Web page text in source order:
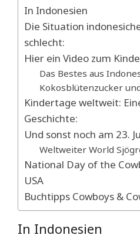
In Indonesien
Die Situation
schlecht:
Hier ein Video zum
Das Bestes aus
Kokosblütenzucker
Kindertage weltweit:
Geschichte:
Und sonst noch am 23.
Weltweiter World
National Day of the
USA
Buchtipps Cowboys &
In Indonesien